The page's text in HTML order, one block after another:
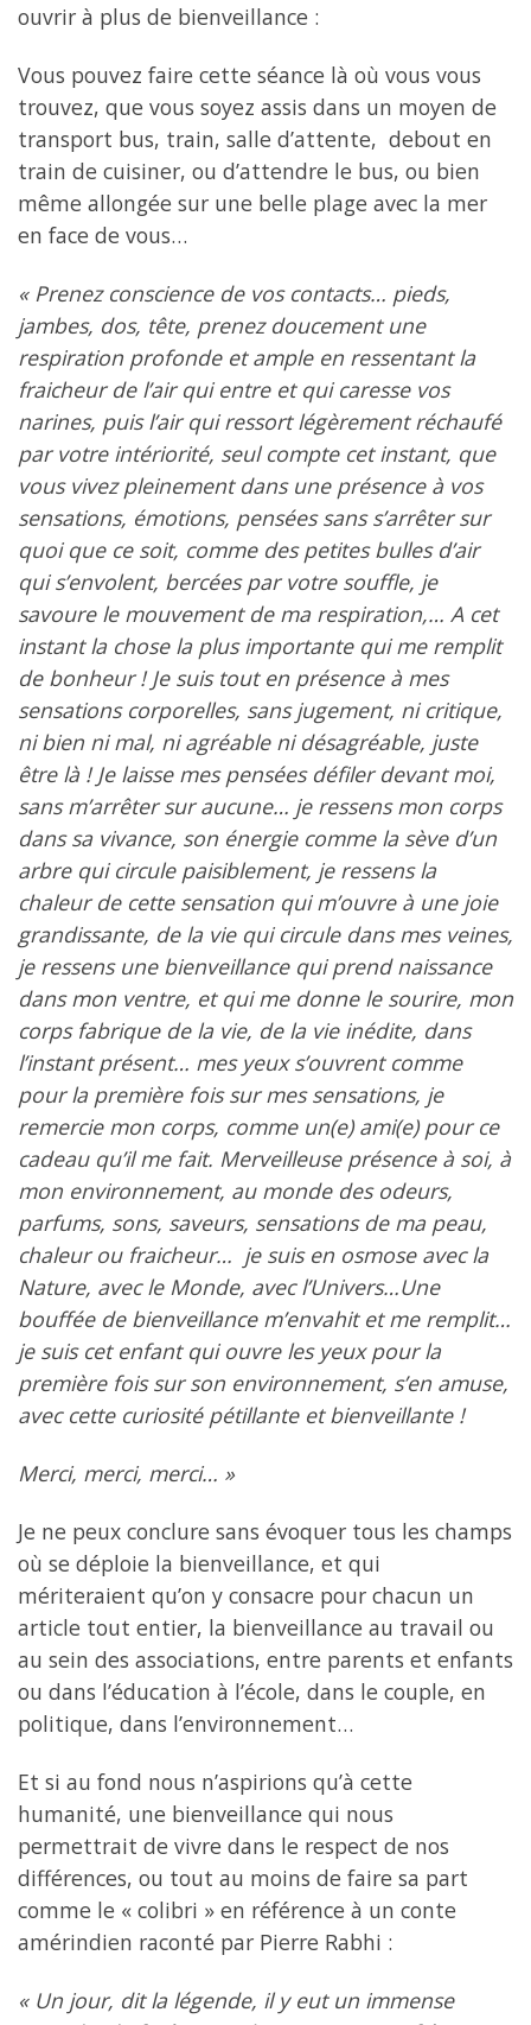
ouvrir à plus de bienveillance :
Vous pouvez faire cette séance là où vous vous
trouvez, que vous soyez assis dans un moyen de
transport bus, train, salle d’attente, debout en
train de cuisiner, ou d’attendre le bus, ou bien
même allongée sur une belle plage avec la mer
en face de vous…
« Prenez conscience de vos contacts… pieds,
jambes, dos, tête, prenez doucement une
respiration profonde et ample en ressentant la
fraicheur de l’air qui entre et qui caresse vos
narines, puis l’air qui ressort légèrement réchaufé
par votre intériorité, seul compte cet instant, que
vous vivez pleinement dans une présence à vos
sensations, émotions, pensées sans s’arrêter sur
quoi que ce soit, comme des petites bulles d’air
qui s’envolent, bercées par votre souffle, je
savoure le mouvement de ma respiration,… A cet
instant la chose la plus importante qui me remplit
de bonheur ! Je suis tout en présence à mes
sensations corporelles, sans jugement, ni critique,
ni bien ni mal, ni agréable ni désagréable, juste
être là ! Je laisse mes pensées défiler devant moi,
sans m’arrêter sur aucune… je ressens mon corps
dans sa vivance, son énergie comme la sève d’un
arbre qui circule paisiblement, je ressens la
chaleur de cette sensation qui m’ouvre à une joie
grandissante, de la vie qui circule dans mes veines,
je ressens une bienveillance qui prend naissance
dans mon ventre, et qui me donne le sourire, mon
corps fabrique de la vie, de la vie inédite, dans
l’instant présent… mes yeux s’ouvrent comme
pour la première fois sur mes sensations, je
remercie mon corps, comme un(e) ami(e) pour ce
cadeau qu’il me fait. Merveilleuse présence à soi, à
mon environnement, au monde des odeurs,
parfums, sons, saveurs, sensations de ma peau,
chaleur ou fraicheur… je suis en osmose avec la
Nature, avec le Monde, avec l’Univers…Une
bouffée de bienveillance m’envahit et me remplit…
je suis cet enfant qui ouvre les yeux pour la
première fois sur son environnement, s’en amuse,
avec cette curiosité pétillante et bienveillante !
Merci, merci, merci… »
Je ne peux conclure sans évoquer tous les champs
où se déploie la bienveillance, et qui
mériteraient qu’on y consacre pour chacun un
article tout entier, la bienveillance au travail ou
au sein des associations, entre parents et enfants
ou dans l’éducation à l’école, dans le couple, en
politique, dans l’environnement…
Et si au fond nous n’aspirions qu’à cette
humanité, une bienveillance qui nous
permettrait de vivre dans le respect de nos
différences, ou tout au moins de faire sa part
comme le « colibri » en référence à un conte
amérindien raconté par Pierre Rabhi :
« Un jour, dit la légende, il y eut un immense